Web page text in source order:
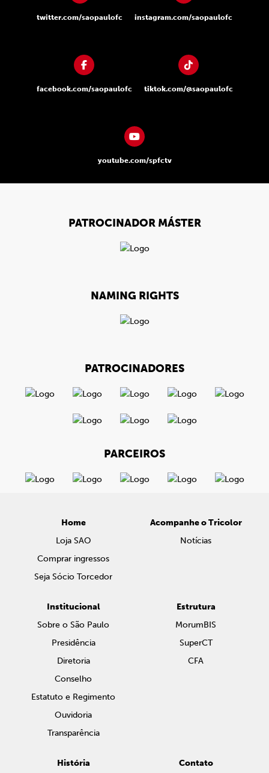
twitter.com/saopaulofc instagram.com/saopaulofc
facebook.com/saopaulofc tiktok.com/@saopaulofc
youtube.com/spfctv
PATROCINADOR MÁSTER
NAMING RIGHTS
PATROCINADORES
PARCEIROS
Home
Loja SAO
Comprar ingressos
Seja Sócio Torcedor
Acompanhe o Tricolor
Notícias
Institucional
Sobre o São Paulo
Presidência
Diretoria
Conselho
Estatuto e Regimento
Ouvidoria
Transparência
Estrutura
MorumBIS
SuperCT
CFA
História Contato